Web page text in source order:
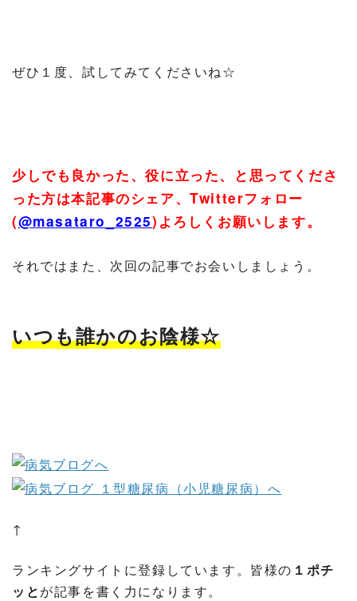
ぜひ１度、試してみてくださいね☆
少しでも良かった、役に立った、と思ってくださ
った方は本記事のシェア、Twitterフォロー
(@masataro_2525) よろしくお願いします。
それではまた、次回の記事でお会いしましょう。
いつも誰かのお陰様☆
↑
ランキングサイトに登録しています。皆様の １ポチ
ッとが記事を書く力になります。